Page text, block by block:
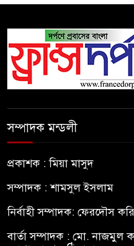
সম্পাদক মন্ডলী
প্রকাশক : মিয়া মাসুদ
সম্পাদক : শামসুল ইসলাম
নির্বাহী সম্পাদক: ফেরদৌস
বার্তা সম্পাদক : মো. নাজমুল